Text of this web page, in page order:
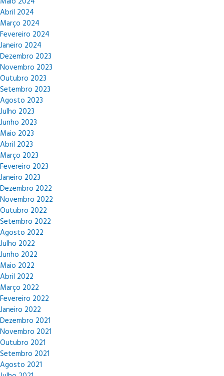
Abril 2024
Março 2024
Fevereiro 2024
Janeiro 2024
Dezembro 2023
Novembro 2023
Outubro 2023
Setembro 2023
Agosto 2023
Julho 2023
Junho 2023
Maio 2023
Abril 2023
Março 2023
Fevereiro 2023
Janeiro 2023
Dezembro 2022
Novembro 2022
Outubro 2022
Setembro 2022
Agosto 2022
Julho 2022
Junho 2022
Maio 2022
Abril 2022
Março 2022
Fevereiro 2022
Janeiro 2022
Dezembro 2021
Novembro 2021
Outubro 2021
Setembro 2021
Agosto 2021